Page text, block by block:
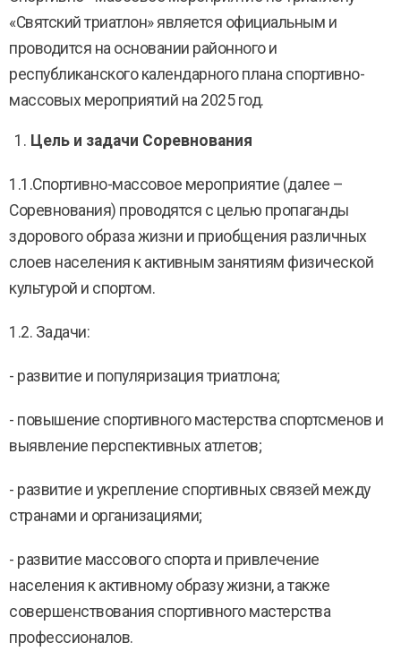
«Святский триатлон» является официальным и
проводится на основании районного и
республиканского календарного плана спортивно-
массовых мероприятий на 2025 год.
Цель и задачи Соревнования
1.1.Спортивно-массовое мероприятие (далее –
Соревнования) проводятся с целью пропаганды
здорового образа жизни и приобщения различных
слоев населения к активным занятиям физической
культурой и спортом.
1.2. Задачи:
- развитие и популяризация триатлона;
- повышение спортивного мастерства спортсменов и
выявление перспективных атлетов;
- развитие и укрепление спортивных связей между
странами и организациями;
- развитие массового спорта и привлечение
населения к активному образу жизни, а также
совершенствования спортивного мастерства
профессионалов.